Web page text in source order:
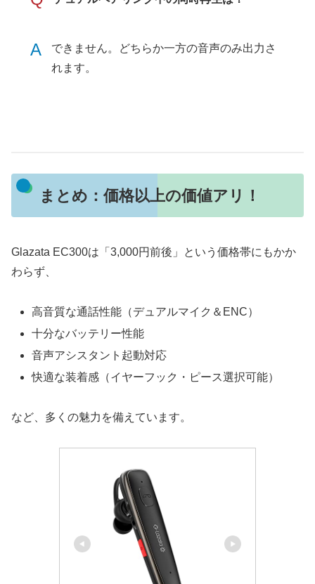
A
できません。どちらか一方の音声のみ出力さ
れます。
まとめ：価格以上の価値アリ！
Glazata EC300は「3,000円前後」という価格帯にもかか
わらず、
高音質な通話性能（デュアルマイク＆ENC）
十分なバッテリー性能
音声アシスタント起動対応
快適な装着感（イヤーフック・ピース選択可能）
など、多くの魅力を備えています。